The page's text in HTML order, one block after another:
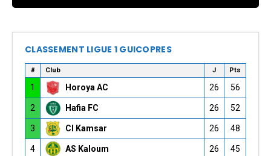
CLASSEMENT LIGUE 1 GUICOPRES
# Club J Pts
1 Horoya AC 26 56
2 Hafia FC 26 52
3 CI Kamsar 26 48
4 AS Kaloum 26 45